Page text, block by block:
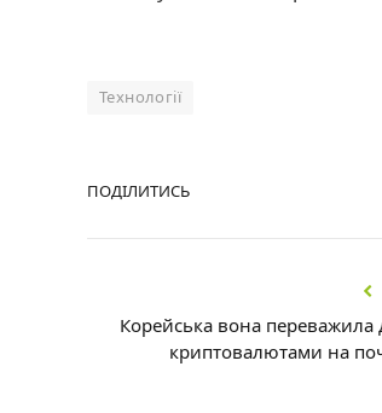
Технології
ПОДІЛИТИСЬ
Корейська вона переважила
криптовалютами на